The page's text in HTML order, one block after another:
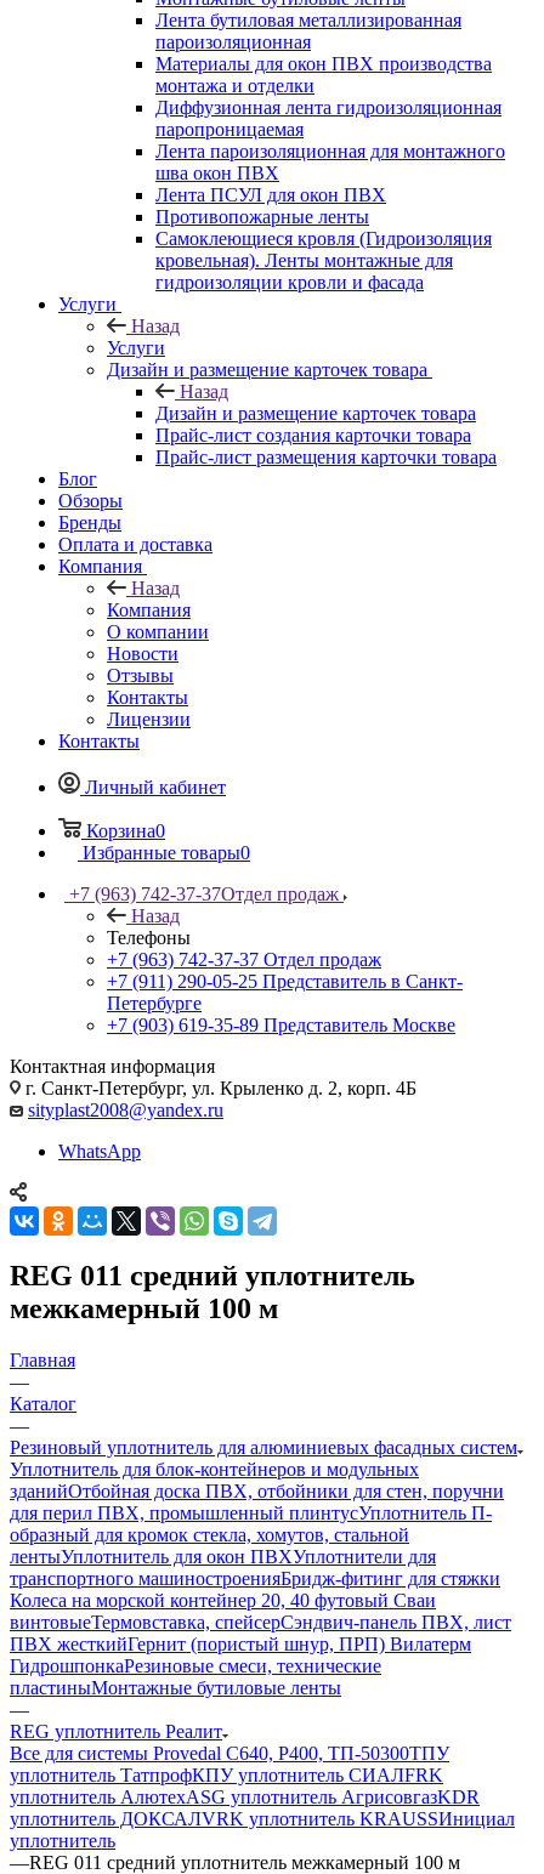
Лента бутиловая металлизированная
пароизоляционная
Материалы для окон ПВХ производства
монтажа и отделки
Диффузионная лента гидроизоляционная
паропроницаемая
Лента пароизоляционная для монтажного
шва окон ПВХ
Лента ПСУЛ для окон ПВХ
Противопожарные ленты
Самоклеющиеся кровля (Гидроизоляция
кровельная). Ленты монтажные для
гидроизоляции кровли и фасада
Услуги
Назад
Услуги
Дизайн и размещение карточек товара
Назад
Дизайн и размещение карточек товара
Прайс-лист создания карточки товара
Прайс-лист размещения карточки товара
Блог
Обзоры
Бренды
Оплата и доставка
Компания
Назад
Компания
О компании
Новости
Отзывы
Контакты
Лицензии
Контакты
Личный кабинет
Корзина0
Избранные товары0
+7 (963) 742-37-37Отдел продаж
Назад
Телефоны
+7 (963) 742-37-37 Отдел продаж
+7 (911) 290-05-25 Представитель в Санкт-
Петербурге
+7 (903) 619-35-89 Представитель Москве
Контактная информация
г. Санкт-Петербург, ул. Крыленко д. 2, корп. 4Б
sityplast2008@yandex.ru
WhatsApp
REG 011 средний уплотнитель
межкамерный 100 м
Главная
—
Каталог
—
Резиновый уплотнитель для алюминиевых фасадных систем
Уплотнитель для блок-контейнеров и модульных
зданийОтбойная доска ПВХ, отбойники для стен, поручни
для перил ПВХ, промышленный плинтусУплотнитель П-
образный для кромок стекла, хомутов, стальной
лентыУплотнитель для окон ПВХУплотнители для
транспортного машиностроенияБридж-фитинг для стяжки
Колеса на морской контейнер 20, 40 футовый Сваи
винтовыеТермовставка, спейсерСэндвич-панель ПВХ, лист
ПВХ жесткийГернит (пористый шнур, ПРП) Вилатерм
ГидрошпонкаРезиновые смеси, технические
пластиныМонтажные бутиловые ленты
—
REG уплотнитель Реалит
Все для системы Provedal С640, Р400, ТП-50300ТПУ
уплотнитель ТатпрофКПУ уплотнитель СИАЛFRK
уплотнитель АлютехASG уплотнитель АгрисовгазKDR
уплотнитель ДОКСАЛVRK уплотнитель KRAUSSИнициал
уплотнитель
—REG 011 средний уплотнитель межкамерный 100 м